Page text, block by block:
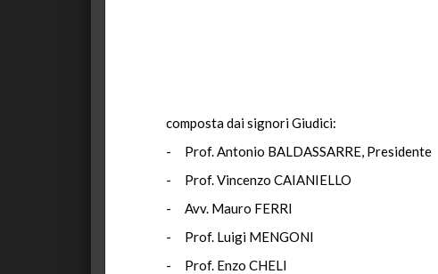
composta dai signori Giudici:
- Prof. Antonio BALDASSARRE, Presidente
- Prof. Vincenzo CAIANIELLO
- Avv. Mauro FERRI
- Prof. Luigi MENGONI
- Prof. Enzo CHELI